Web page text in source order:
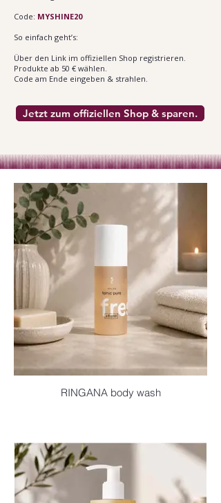
Code: MYSHINE20
So einfach geht’s:
​Über den Link im offiziellen Shop registrieren.
Produkte ab 50 € wählen.
Code am Ende eingeben & strahlen.
Jetzt zum offiziellen Shop & sparen.
RINGANA body wash